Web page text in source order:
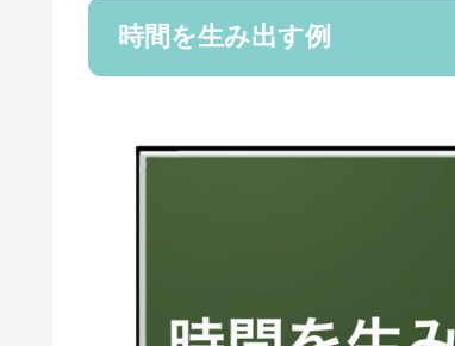
時間を生み出す例